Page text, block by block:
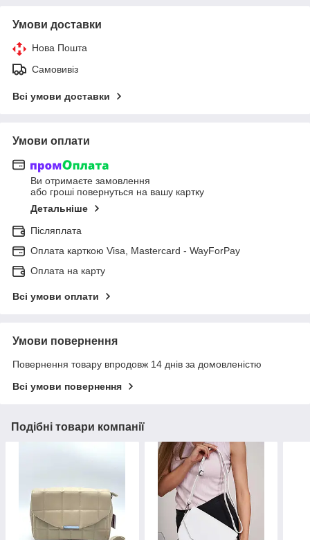
Умови доставки
Нова Пошта
Самовивіз
Всі умови доставки
Умови оплати
Ви отримаєте замовлення
або гроші повернуться на вашу картку
Детальніше
Післяплата
Оплата карткою Visa, Mastercard - WayForPay
Оплата на карту
Всі умови оплати
Умови повернення
Повернення товару впродовж 14 днів за домовленістю
Всі умови повернення
Подібні товари компанії